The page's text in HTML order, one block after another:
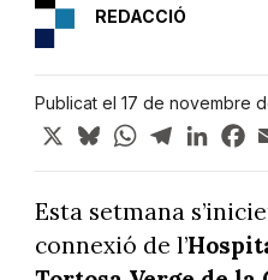
REDACCIÓ
Publicat el 17 de novembre
X BlueskyWhatsApp
Telegram
Esta setmana
connexió de l’